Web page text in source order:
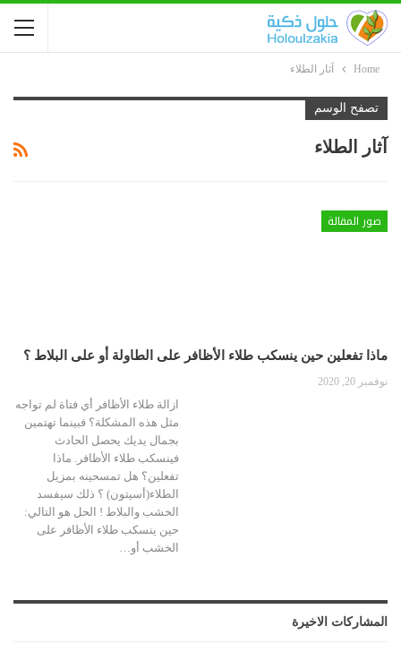
Home آثار الطلاء
تصفح الوسم
آثار الطلاء
صور المقالة
ماذا تفعلين حين ينسكب طلاء الأظافر على الطاولة أو على البلاط ؟
نوفمبر 20, 2020
ازالة طلاء الأظافر أي فتاة لم تواجه
مثل هذه المشكلة؟ فبينما تهتمين
بجمال يديك يحصل الحادث
فينسكب طلاء الأظافر. ماذا
تفعلين؟ هل تمسحينه بمزيل
الطلاء(أسيتون) ؟ ذلك سيفسد
الخشب والبلاط ! الحل هو التالي:
حين ينسكب طلاء الأظافر على
الخشب أو…
المشاركات الاخيرة